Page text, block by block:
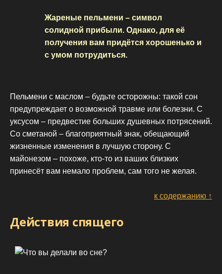
Жареные пельмени – символ
солидной прибыли. Однако, для её
получения вам придётся хорошенько и
с умом потрудиться.
Пельмени с маслом – будьте осторожны: такой сон
предупреждает о возможной травме или болезни. С
уксусом – предвестие больших душевных потрясений.
Со сметаной – благоприятный знак, обещающий
жизненные изменения в лучшую сторону. С
майонезом – похоже, кто-то из ваших близких
принесёт вам немало проблем, сам того не желая.
к содержанию ↑
Действия спящего